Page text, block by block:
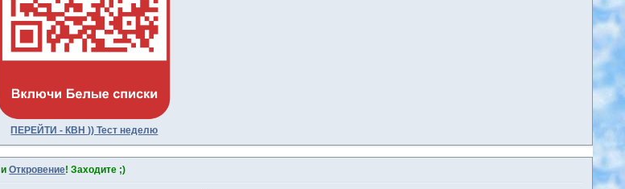
ПЕРЕЙТИ - КВН )) Тест неделю
иОткровение! Заходите ;)